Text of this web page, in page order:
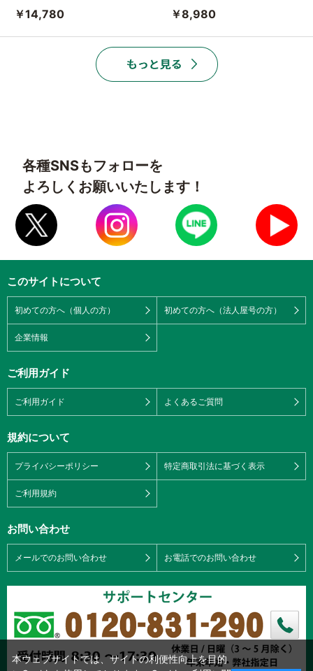
￥14,780 ￥8,980
各種SNSもフォローを
よろしくお願いいたします！
このサイトについて
初めての方へ（個人の方） 初めての方へ（法人屋号の方）
企業情報
ご利用ガイド
ご利用ガイド よくあるご質問
規約について
プライバシーポリシー 特定商取引法に基づく表示
ご利用規約
お問い合わせ
メールでのお問い合わせ お電話でのお問い合わせ
本ウェブサイトでは、サイトの利便性向上を目的